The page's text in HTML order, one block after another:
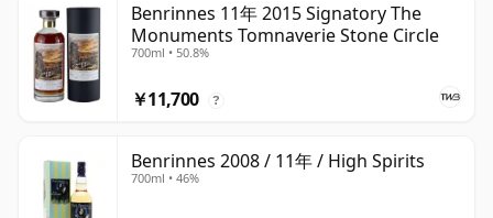
Benrinnes 11年 2015 Signatory The
Monuments Tomnaverie Stone Circle
700ml • 50.8%
￥11,700 ?
Benrinnes 2008 / 11年 / High Spirits
700ml • 46%